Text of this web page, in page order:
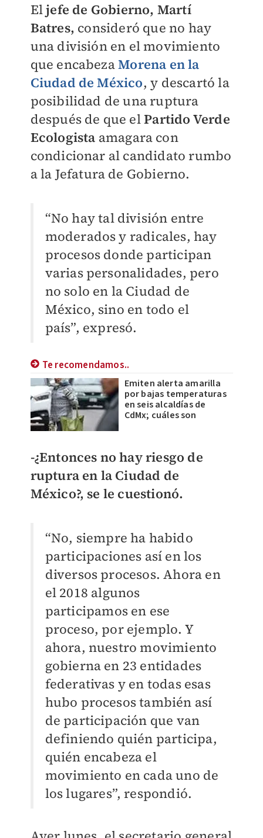
Eljefe de Gobierno, Martí
Batres, consideró que no hay
una división en el movimiento
que encabezaMorena en la
Ciudad de México, y descartó la
posibilidad de una ruptura
después de que elPartido Verde
Ecologista amagara con
condicionar al candidato rumbo
a la Jefatura de Gobierno.
“No hay tal división entre
moderados y radicales, hay
procesos donde participan
varias personalidades, pero
no solo en la Ciudad de
México, sino en todo el
país”, expresó.
Te recomendamos..
Emiten alerta amarilla
por bajas temperaturas
en seis alcaldías de
CdMx; cuáles son
-¿Entonces no hay riesgo de
ruptura en la Ciudad de
México?, se le cuestionó.
“No, siempre ha habido
participaciones así en los
diversos procesos. Ahora en
el 2018 algunos
participamos en ese
proceso, por ejemplo. Y
ahora, nuestro movimiento
gobierna en 23 entidades
federativas y en todas esas
hubo procesos también así
de participación que van
definiendo quién participa,
quién encabeza el
movimiento en cada uno de
los lugares”, respondió.